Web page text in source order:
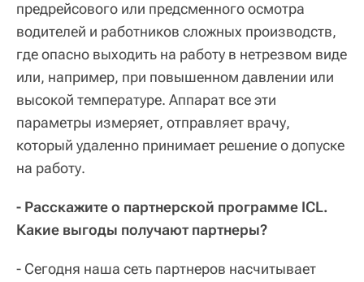
предрейсового или предсменного осмотра
водителей и работников сложных производств,
где опасно выходить на работу в нетрезвом виде
или, например, при повышенном давлении или
высокой температуре. Аппарат все эти
параметры измеряет, отправляет врачу,
который удаленно принимает решение о допуске
на работу.
- Расскажите о партнерской программе ICL.
Какие выгоды получают партнеры?
- Сегодня наша сеть партнеров насчитывает